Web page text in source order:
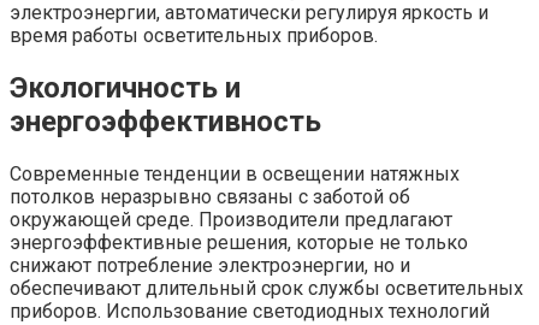
электроэнергии, автоматически регулируя яркость и
время работы осветительных приборов.
Экологичность и
энергоэффективность
Современные тенденции в освещении натяжных
потолков неразрывно связаны с заботой об
окружающей среде. Производители предлагают
энергоэффективные решения, которые не только
снижают потребление электроэнергии, но и
обеспечивают длительный срок службы осветительных
приборов. Использование светодиодных технологий